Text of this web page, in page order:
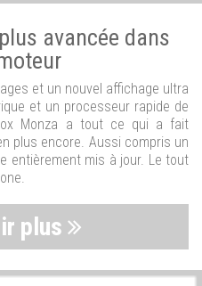
avancée dans
et un nouvel affichage ultra
et un processeur rapide de
Monza a tout ce qui a fait
plus encore. Aussi compris un
entièrement mis à jour. Le tout
plus